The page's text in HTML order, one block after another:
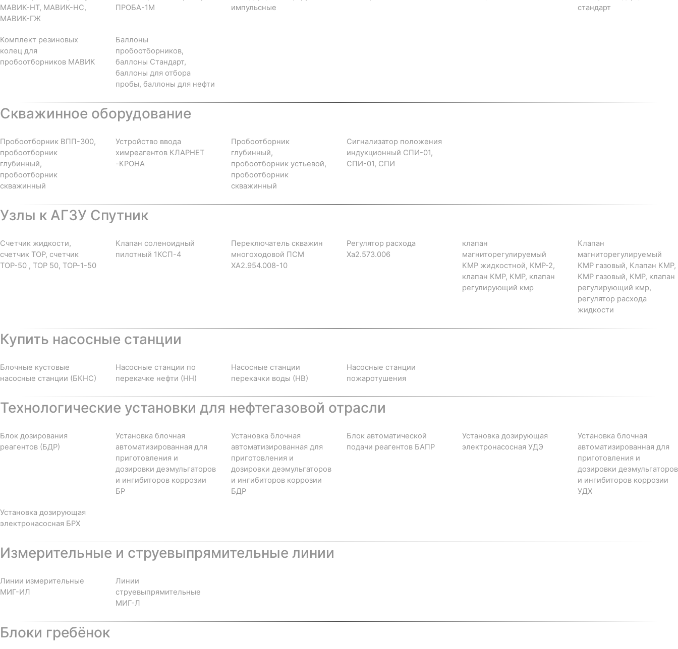
МАВИК-НТ, МАВИК-НС,
МАВИК-ГЖ
ПРОБА-1М
импульсные
стандарт
Комплект резиновых
колец для
пробоотборников МАВИК
Баллоны
пробоотборников,
баллоны Стандарт,
баллоны для отбора
пробы, баллоны для нефти
Скважинное оборудование
Пробоотборник ВПП-300,
пробоотборник
глубинный,
пробоотборник
скважинный
Устройство ввода
химреагентов КЛАРНЕТ
-КРОНА
Пробоотборник
глубинный,
пробоотборник устьевой,
пробоотборник
скважинный
Сигнализатор положения
индукционный СПИ-01,
СПИ-01, СПИ
Узлы к АГЗУ Спутник
Счетчик жидкости,
счетчик ТОР, счетчик
ТОР-50 , ТОР 50, ТОР-1-50
Клапан соленоидный
пилотный 1КСП-4
Переключатель скважин
многоходовой ПСМ
ХА2.954.008-10
Регулятор расхода
Ха2.573.006
клапан
магниторегулируемый
КМР жидкостной, КМР-2,
клапан КМР, КМР, клапан
регулирующий кмр
Клапан
магниторегулируемый
КМР газовый, Клапан КМР,
КМР газовый, КМР, клапан
регулирующий кмр,
регулятор расхода
жидкости
Купить насосные станции
Блочные кустовые
насосные станции (БКНС)
Насосные станции по
перекачке нефти (НН)
Насосные станции
перекачки воды (НВ)
Насосные станции
пожаротушения
Технологические установки для нефтегазовой отрасли
Блок дозирования
реагентов (БДР)
Установка блочная
автоматизированная для
приготовления и
дозировки деэмульгаторов
и ингибиторов коррозии
БР
Установка блочная
автоматизированная для
приготовления и
дозировки деэмульгаторов
и ингибиторов коррозии
БДР
Блок автоматической
подачи реагентов БАПР
Установка дозирующая
электронасосная УДЭ
Установка блочная
автоматизированная для
приготовления и
дозировки деэмульгаторов
и ингибиторов коррозии
УДХ
Установка дозирующая
электронасосная БРХ
Измерительные и струевыпрямительные линии
Линии измерительные
МИГ-ИЛ
Линии
струевыпрямительные
МИГ-Л
Блоки гребёнок